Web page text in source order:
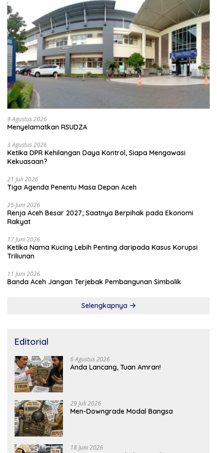
9 Agustus 2026
Menyelamatkan RSUDZA
3 Agustus 2026
Ketika DPR Kehilangan Daya Kontrol, Siapa Mengawasi
Kekuasaan?
21 Juli 2026
Tiga Agenda Penentu Masa Depan Aceh
25 Juni 2026
Renja Aceh Besar 2027; Saatnya Berpihak pada Ekonomi
Rakyat
17 Juni 2026
Ketika Nama Kucing Lebih Penting daripada Kasus Korupsi
Triliunan
11 Juni 2026
Banda Aceh Jangan Terjebak Pembangunan Simbolik
Selengkapnya
Editorial
6 Agustus 2026
Anda Lancang, Tuan Amran!
29 Juli 2026
Men-Downgrade Modal Bangsa
18 Juni 2026